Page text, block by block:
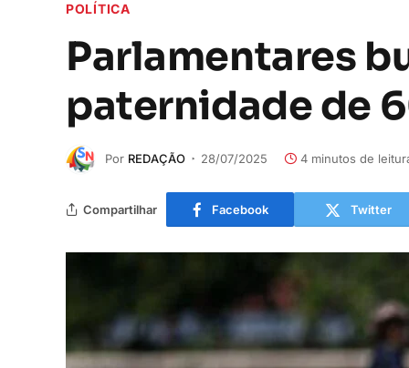
POLÍTICA
Parlamentares
paternidade de
Por REDAÇÃO 28/07/2025 4 minutos de
Compartilhar Facebook Twitter